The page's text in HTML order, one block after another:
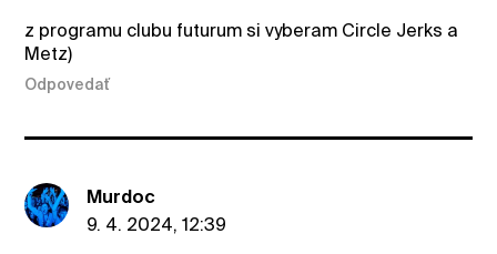
z programu clubu futurum si vyberam Circle Jerks a
Metz)
Odpovedať
Murdoc
9. 4. 2024, 12:39